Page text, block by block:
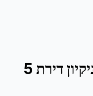
ניקיון דירת 5